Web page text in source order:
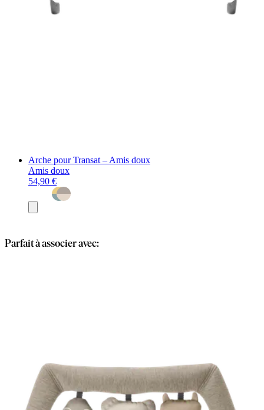
Arche pour Transat – Amis doux
Amis doux
54,90 €
au
Parfait à associer avec: